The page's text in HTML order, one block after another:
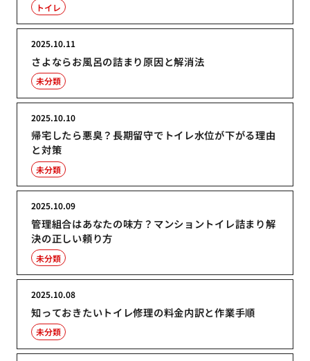
トイレ
さよならお風呂の詰まり原因と解消法
2025.10.11
未分類
帰宅したら悪臭？長期留守でトイレ水位が下がる理由
と対策
2025.10.10
未分類
管理組合はあなたの味方？マンショントイレ詰まり解
決の正しい頼り方
2025.10.09
未分類
知っておきたいトイレ修理の料金内訳と作業手順
2025.10.08
未分類